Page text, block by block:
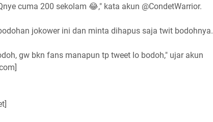
cuma 200 sekolam 😂," kata akun @CondetWarrior.
jokower ini dan minta dihapus saja twit bodohnya.
gw bkn fans manapun tp tweet lo bodoh," ujar akun